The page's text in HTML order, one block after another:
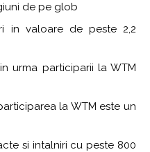
de pe glob
in valoare de peste 2,2
urma participarii la WTM
la WTM este un
si intalniri cu peste 800